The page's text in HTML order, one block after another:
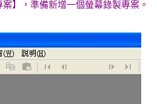
】，準備新增一個螢幕錄製專案。